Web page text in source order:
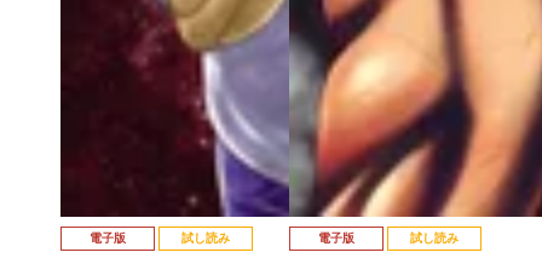
電子版 試し読み 電子版 試し読み